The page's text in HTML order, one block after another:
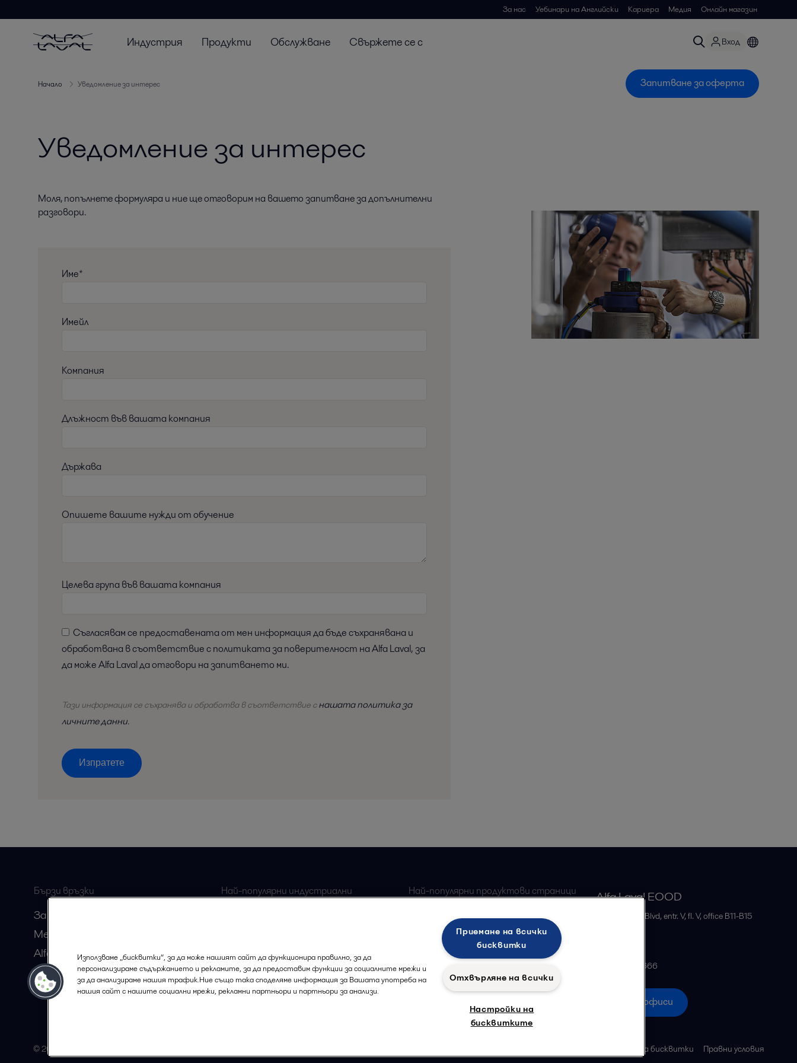
За нас Уебинари на Английски Кариера Медия Онлайн магазин
Индустрия Продукти Обслужване Свържете се с Вход
Начало Уведомление за интерес Запитване за оферта
Уведомление за интерес
Моля, попълнете формуляра и ние ще отговорим на вашето запитване за допълнителни
разговори.
Име*
Имейл
Компания
Длъжност във вашата компания
Държава
Опишете вашите нужди от обучение
Целева група във вашата компания
обработвана в съответствие с политиката за поверителност на Alfa Laval, за
да може Alfa Laval да отговори на запитването ми.
Тази информация се съхранява и обработва в съответствие с нашата политика за
личните данни.
Изпратете
Бързи връзки
За нас
Медия
Alfa Laval Anytime
Станете партньор на Alfa Laval
кариера
Най-популярни индустриални
страници
Най-популярни продуктови страници
Alfa Laval плочи топлообменници
Alfa Laval Сепаратори
Alfa Laval EOOD
51B, Bulgaria Blvd, entr. V, fl. V, office B11-B15
+35929555666
Всички офиси
© 2015-2026ALFA LAVAL Политика за бисквитки Правни условия
Използваме „бисквитки“, за да може нашият сайт да функционира правилно, за да
персонализираме съдържанието и рекламите, за да предоставим функции за социалните мрежи и
за да анализираме нашия трафик.Ние също така споделяме информация за Вашата употреба на
нашия сайт с нашите социални мрежи, рекламни партньори и партньори за анализи.
Приемане на всички
бисквитки
Отхвърляне на всички
Настройки на
бисквитките